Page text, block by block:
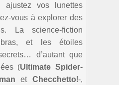
ajustez vos lunettes
vous à explorer des
La science-fiction
et les étoiles
d’autant que
(Ultimate Spider-
etChecchetto!-,